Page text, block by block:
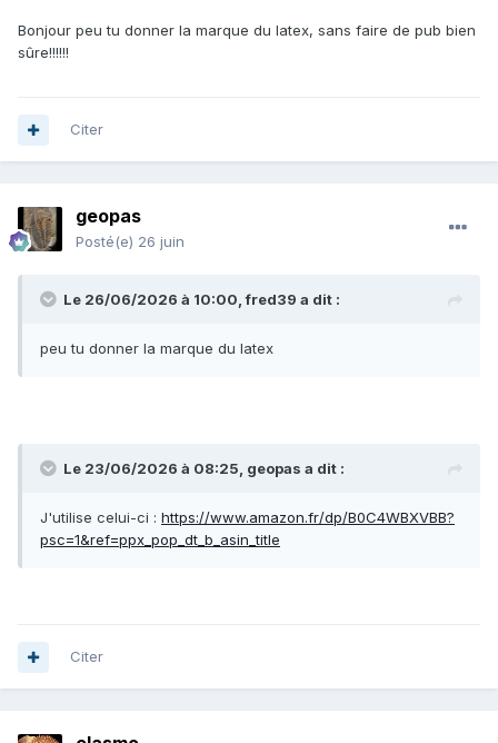
Bonjour peu tu donner la marque du latex, sans faire de pub bien
sûre!!!!!!
Citer
geopas
Posté(e) 26 juin
Le 26/06/2026 à 10:00,fred39 a dit :
peu tu donner la marque du latex
Le 23/06/2026 à 08:25, geopas a dit :
J'utilise celui-ci : https://www.amazon.fr/dp/B0C4WBXVBB?
psc=1&ref=ppx_pop_dt_b_asin_title
Citer